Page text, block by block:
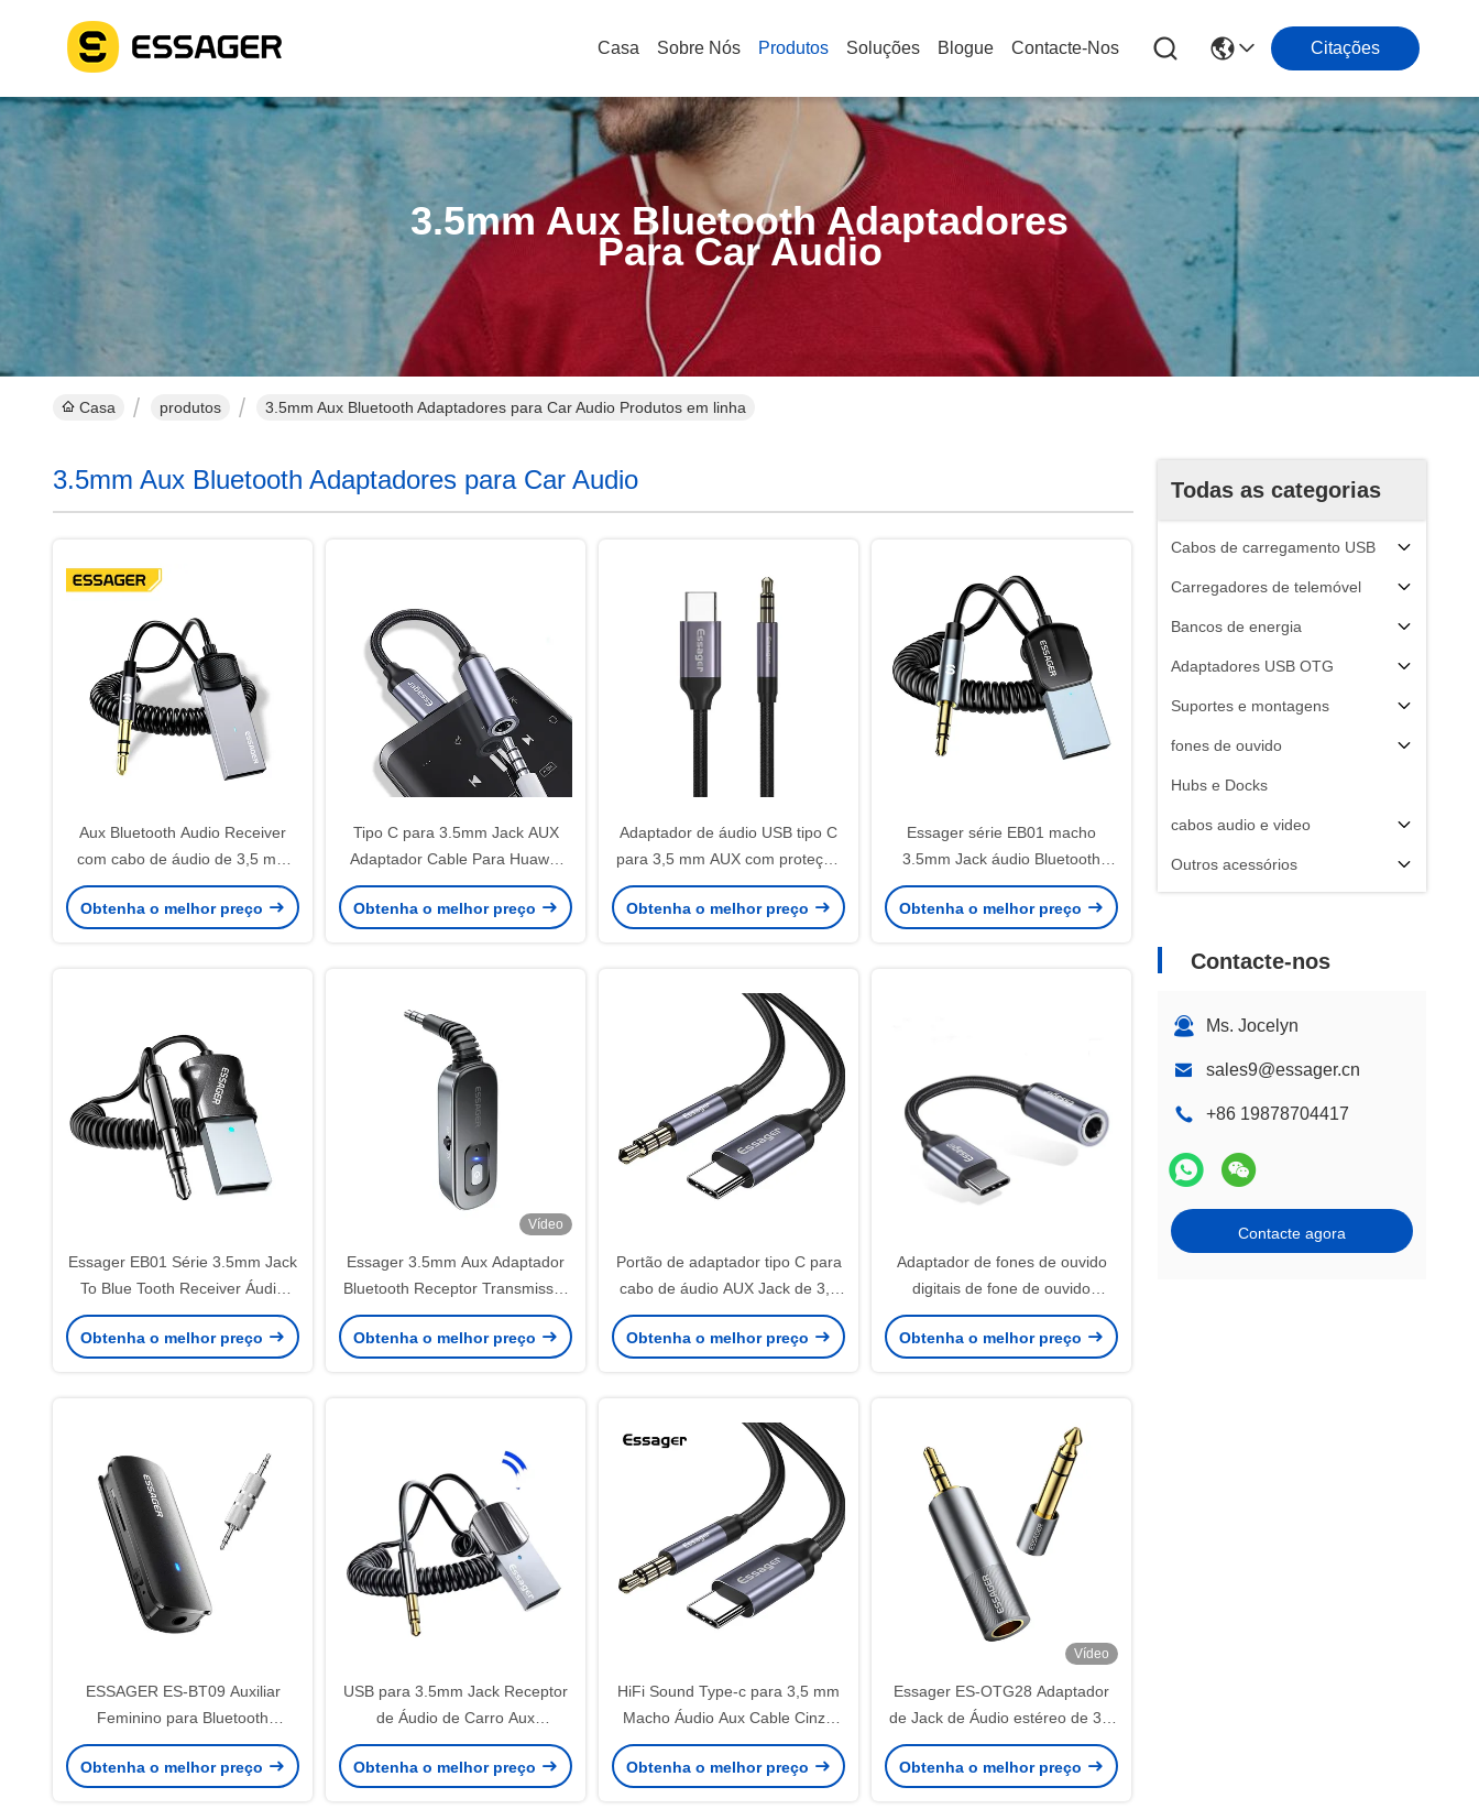
Casa Sobre Nós Produtos Soluções Blogue Contacte-Nos Citações
3.5mm Aux Bluetooth Adaptadores
Para Car Audio
Casa produtos 3.5mm Aux Bluetooth Adaptadores para Car Audio Produtos em linha
Todas as categorias
Cabos de carregamento USB
Carregadores de telemóvel
Bancos de energia
Adaptadores USB OTG
Suportes e montagens
fones de ouvido
Hubs e Docks
cabos audio e video
Outros acessórios
Contacte-nos
Ms. Jocelyn
sales9@essager.cn
+86 19878704417
Contacte agora
3.5mm Aux Bluetooth Adaptadores para Car Audio
Aux Bluetooth Audio Receiver
com cabo de áudio de 3,5 mm
Aux Audio Converter 3,5 mm
Jack
Obtenha o melhor preço
Tipo C para 3.5mm Jack AUX
Adaptador Cable Para Huawei
P30 P20 Pro Xiaomi Mi USB C
para 3.5 Earphone Converter de
Obtenha o melhor preço
Adaptador de áudio USB tipo C
para 3,5 mm AUX com proteção
OLP de ligação
Obtenha o melhor preço
Essager série EB01 macho
3.5mm Jack áudio Bluetooth
Adaptador Blue Tooth Receiver
Obtenha o melhor preço
Essager EB01 Série 3.5mm Jack
To Blue Tooth Receiver Áudio
Bluetooth Adaptador 10m
Obtenha o melhor preço
Vídeo
Essager 3.5mm Aux Adaptador
Bluetooth Receptor Transmissor
sem fio
Obtenha o melhor preço
Portão de adaptador tipo C para
cabo de áudio AUX Jack de 3,5
mm
Obtenha o melhor preço
Adaptador de fones de ouvido
digitais de fone de ouvido
feminino para dispositivos do tipo
C
Obtenha o melhor preço
ESSAGER ES-BT09 Auxiliar
Feminino para Bluetooth
Adaptador 3.5mm 110mAh
Obtenha o melhor preço
USB para 3.5mm Jack Receptor
de Áudio de Carro Aux
Adaptador Kit de mãos livres
Bluetooth 5.0 BT Transmissor
Obtenha o melhor preço
HiFi Sound Type-c para 3,5 mm
Macho Áudio Aux Cable Cinza
1m Para dispositivos Tipo C
Obtenha o melhor preço
Vídeo
Essager ES-OTG28 Adaptador
de Jack de Áudio estéreo de 3,5
mm a 6,5 mm para amplificador
de guitarra de alto-falante
Obtenha o melhor preço